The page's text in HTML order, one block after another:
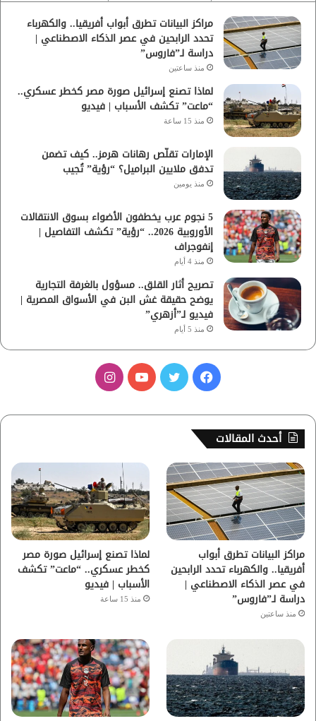
مراكز البيانات تطرق أبواب أفريقيا.. والكهرباء
تحدد الرابحين في عصر الذكاء الاصطناعي |
دراسة لـ”فاروس”
منذ ساعتين
لماذا تصنع إسرائيل صورة مصر كخطر عسكري..
“ماعت” تكشف الأسباب | فيديو
منذ 15 ساعة
الإمارات تقلّص رهانات هرمز.. كيف تضمن
تدفق ملايين البراميل؟ “رؤية” تُجيب
منذ يومين
5 نجوم عرب يخطفون الأضواء بسوق الانتقالات
الأوروبية 2026.. “رؤية” تكشف التفاصيل |
إنفوجراف
منذ 4 أيام
تصريح أثار القلق.. مسؤول بالغرفة التجارية
يوضح حقيقة غش البن في الأسواق المصرية |
فيديو لـ”أزهري”
منذ 5 أيام
س
ب
و
ك
ر
ي
و
ب
ت
ق
ر
ا
م
أحدث المقالات
مراكز البيانات تطرق أبواب
أفريقيا.. والكهرباء تحدد الرابحين
في عصر الذكاء الاصطناعي |
دراسة لـ”فاروس”
منذ ساعتين
لماذا تصنع إسرائيل صورة مصر
كخطر عسكري.. “ماعت” تكشف
الأسباب | فيديو
منذ 15 ساعة